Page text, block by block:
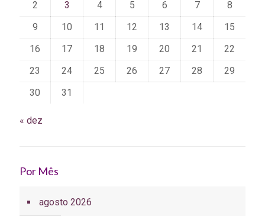
2
3 4 5 6 7
8
9
10 11 12 13 14
15
16
17 18 19 20 21
22
23
24 25 26 27 28
29
30
31
« dez
Por Mês
agosto 2026